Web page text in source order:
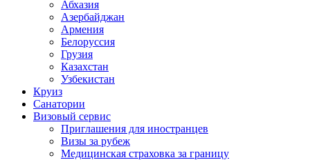
Абхазия
Азербайджан
Армения
Белоруссия
Грузия
Казахстан
Узбекистан
Круиз
Санатории
Визовый сервис
Приглашения для иностранцев
Визы за рубеж
Медицинская страховка за границу